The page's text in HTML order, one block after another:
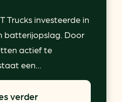
Trucks investeerde in
batterijopslag. Door
actief te
een...
verder